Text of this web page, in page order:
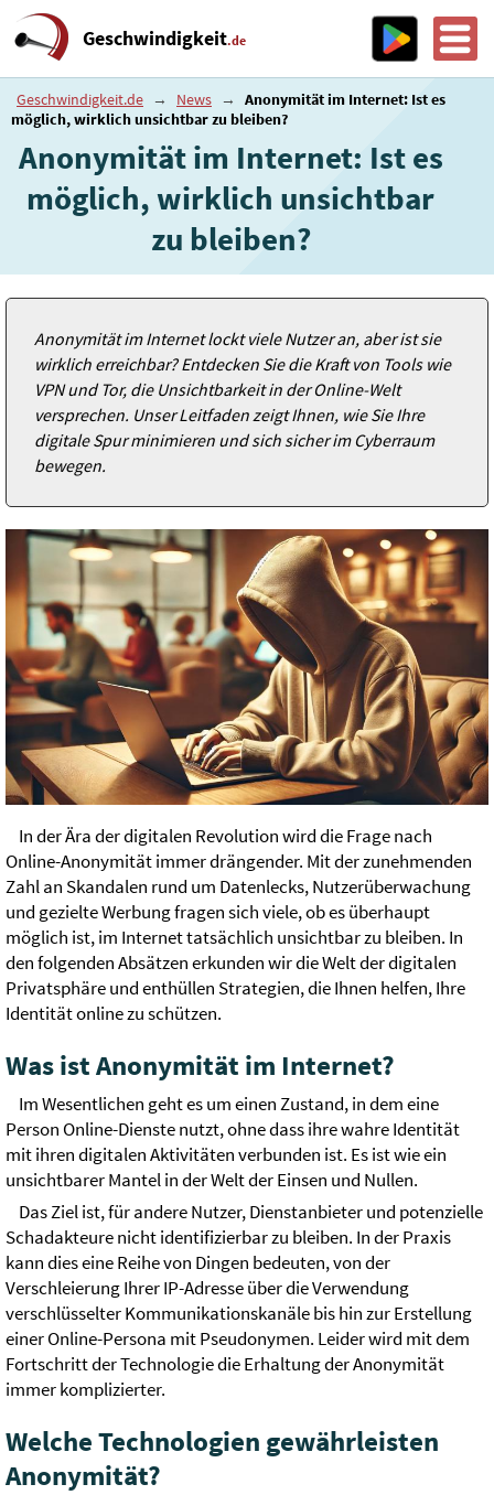
Geschwindigkeit.de
Geschwindigkeit.de → News →
Anonymität im Internet: Ist es
möglich, wirklich unsichtbar zu bleiben?
Anonymität im Internet: Ist es
möglich, wirklich unsichtbar
zu bleiben?
Anonymität im Internet lockt viele Nutzer an, aber ist sie
wirklich erreichbar? Entdecken Sie die Kraft von Tools wie
VPN und Tor, die Unsichtbarkeit in der Online-Welt
versprechen. Unser Leitfaden zeigt Ihnen, wie Sie Ihre
digitale Spur minimieren und sich sicher im Cyberraum
bewegen.
In der Ära der digitalen Revolution wird die Frage nach
Online-Anonymität immer drängender. Mit der zunehmenden
Zahl an Skandalen rund um Datenlecks, Nutzerüberwachung
und gezielte Werbung fragen sich viele, ob es überhaupt
möglich ist, im Internet tatsächlich unsichtbar zu bleiben. In
den folgenden Absätzen erkunden wir die Welt der digitalen
Privatsphäre und enthüllen Strategien, die Ihnen helfen, Ihre
Identität online zu schützen.
Was ist Anonymität im Internet?
Im Wesentlichen geht es um einen Zustand, in dem eine
Person Online-Dienste nutzt, ohne dass ihre wahre Identität
mit ihren digitalen Aktivitäten verbunden ist. Es ist wie ein
unsichtbarer Mantel in der Welt der Einsen und Nullen.
Das Ziel ist, für andere Nutzer, Dienstanbieter und potenzielle
Schadakteure nicht identifizierbar zu bleiben. In der Praxis
kann dies eine Reihe von Dingen bedeuten, von der
Verschleierung Ihrer IP-Adresse über die Verwendung
verschlüsselter Kommunikationskanäle bis hin zur Erstellung
einer Online-Persona mit Pseudonymen. Leider wird mit dem
Fortschritt der Technologie die Erhaltung der Anonymität
immer komplizierter.
Welche Technologien gewährleisten
Anonymität?